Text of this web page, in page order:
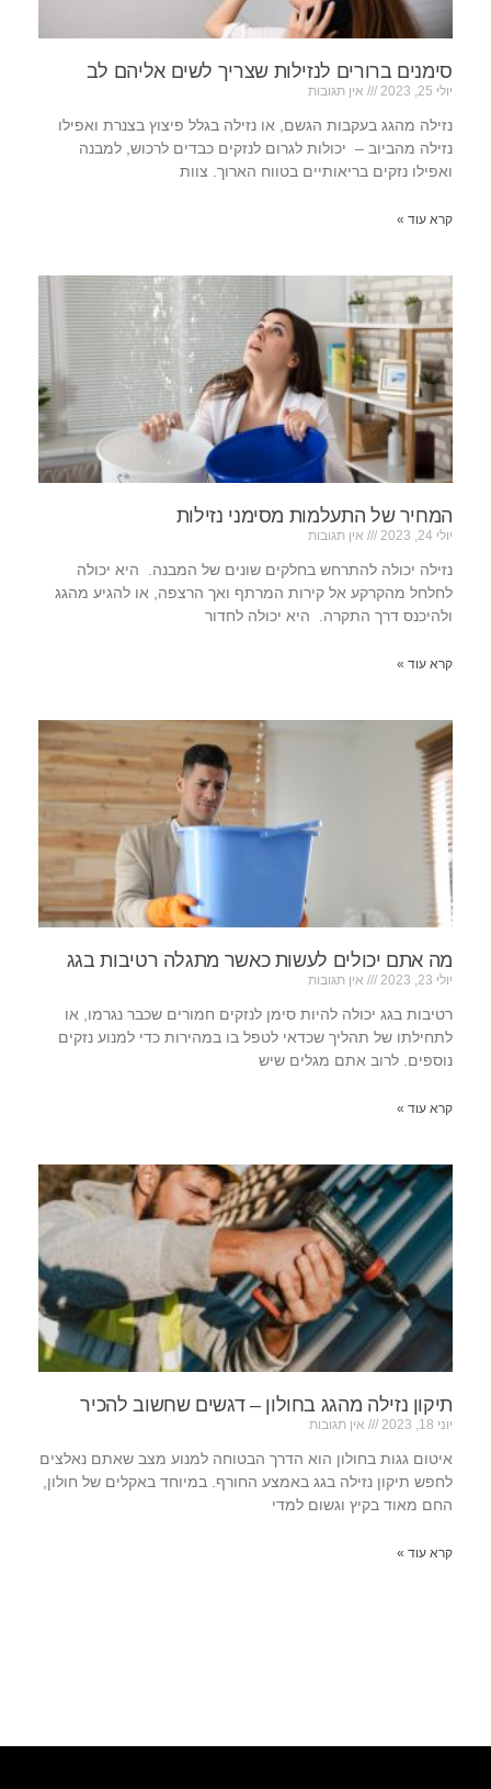
סימנים ברורים לנזילות שצריך לשים אליהם לב
יולי 25, 2023 אין תגובות
נזילה מהגג בעקבות הגשם, או נזילה בגלל פיצוץ בצנרת ואפילו
נזילה מהביוב – יכולות לגרום לנזקים כבדים לרכוש, למבנה
ואפילו נזקים בריאותיים בטווח הארוך. צוות
קרא עוד »
המחיר של התעלמות מסימני נזילות
יולי 24, 2023 אין תגובות
נזילה יכולה להתרחש בחלקים שונים של המבנה. היא יכולה
לחלחל מהקרקע אל קירות המרתף ואך הרצפה, או להגיע מהגג
ולהיכנס דרך התקרה. היא יכולה לחדור
קרא עוד »
מה אתם יכולים לעשות כאשר מתגלה רטיבות בגג
יולי 23, 2023 אין תגובות
רטיבות בגג יכולה להיות סימן לנזקים חמורים שכבר נגרמו, או
לתחילתו של תהליך שכדאי לטפל בו במהירות כדי למנוע נזקים
נוספים. לרוב אתם מגלים שיש
קרא עוד »
תיקון נזילה מהגג בחולון – דגשים שחשוב להכיר
יוני 18, 2023 אין תגובות
איטום גגות בחולון הוא הדרך הבטוחה למנוע מצב שאתם נאלצים
לחפש תיקון נזילה בגג באמצע החורף. במיוחד באקלים של חולון,
החם מאוד בקיץ וגשום למדי
קרא עוד »